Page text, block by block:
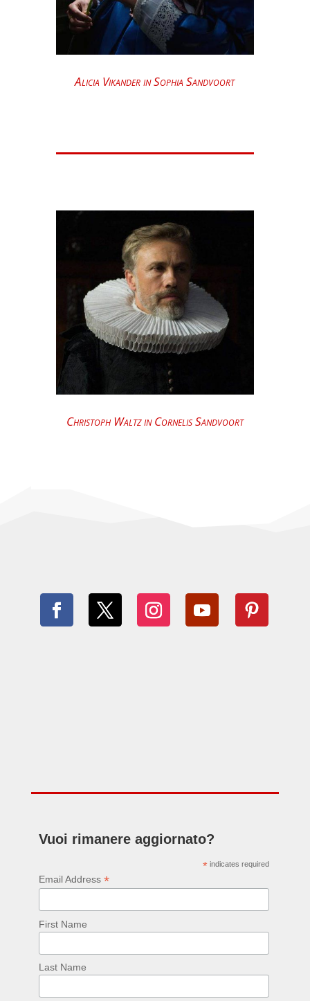
Alicia Vikander in Sophia Sandvoort
Christoph Waltz in Cornelis Sandvoort
Vuoi rimanere aggiornato?
* indicates required
Email Address *
First Name
Last Name